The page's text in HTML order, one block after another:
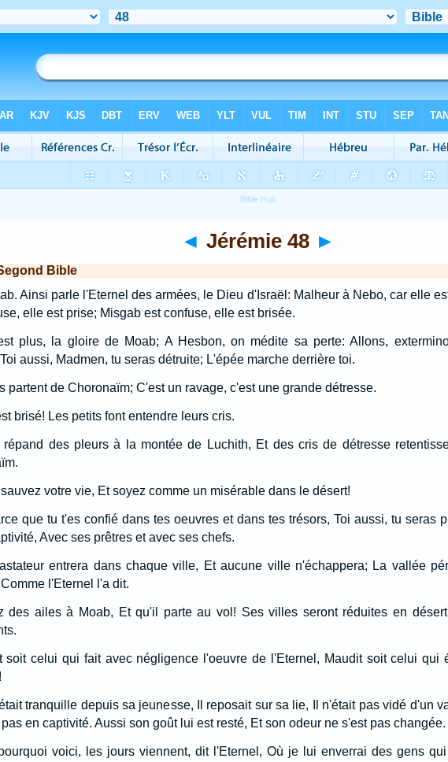
◄ Jérémie 48 ►
Bible
Ainsi parle l'Eternel des armées, le Dieu d'Israël: Malheur à Nebo, car elle
elle est prise; Misgab est confuse, elle est brisée.
plus, la gloire de Moab; A Hesbon, on médite sa perte: Allons,
aussi, Madmen, tu seras détruite; L'épée marche derrière toi.
partent de Choronaïm; C'est un ravage, c'est une grande détresse.
brisé! Les petits font entendre leurs cris.
répand des pleurs à la montée de Luchith, Et des cris de détresse
votre vie, Et soyez comme un misérable dans le désert!
que tu t'es confié dans tes oeuvres et dans tes trésors, Toi aussi, tu seras
Avec ses prêtres et avec ses chefs.
entrera dans chaque ville, Et aucune ville n'échappera; La vallée
l'Eternel l'a dit.
des ailes à Moab, Et qu'il parte au vol! Ses villes seront réduites en
soit celui qui fait avec négligence l'oeuvre de l'Eternel, Maudit soit celui qui
tranquille depuis sa jeunesse, Il reposait sur sa lie, Il n'était pas vidé d'un
en captivité. Aussi son goût lui est resté, Et son odeur ne s'est pas changée.
voici, les jours viennent, dit l'Eternel, Où je lui enverrai des gens